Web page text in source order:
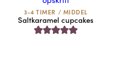
3-4 TIMER / MIDDEL
Saltkaramel cupcakes